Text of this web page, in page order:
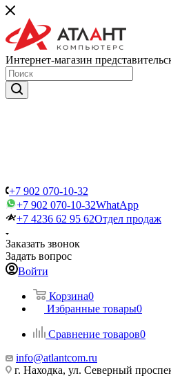
Интернет-магазин
+7 902 070-10-32
+7 902 070-10-32WhatApp
+7 4236 62 95 62Отдел продаж
Заказать звонок
Задать вопрос
Войти
Корзина0
Избранные товары0
Сравнение товаров0
info@atlantcom.ru
г. Находка, ул. Северный